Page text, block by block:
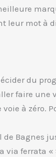
leur mot à
du
faire une
à
Bagnes
ferrata «